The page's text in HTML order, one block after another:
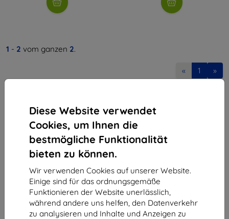
Diese Website verwendet
Cookies, um Ihnen die
bestmögliche Funktionalität
bieten zu können.
Wir verwenden Cookies auf unserer Website.
Einige sind für das ordnungsgemäße
Funktionieren der Website unerlässlich,
während andere uns helfen, den Datenverkehr
zu analysieren und Inhalte und Anzeigen zu
1 - 2 vom ganzen 2.
« 1 »
Shield-Sk s.r.o.
Ulica Rudolfa Mocka 3750/2A
841 04 Bratislava
Unternehmens-ID:46701494
USt-IdNr.:SK2023549671